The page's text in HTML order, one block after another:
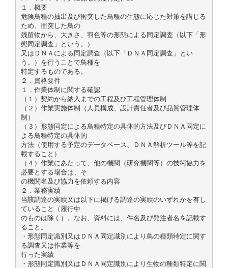
１．概要
危険鳥種の抽出及び衝突した鳥種の生態に応じた対策を講じる
ため、衝突した鳥の
残留物から、大きさ、羽色等の形態による同定調査（以下「形
態同定調査」という。）
又はＤＮＡによる同定調査（以下「ＤＮＡ同定調査」とい
う。）を行うことで鳥種を
特定するものである。
２．資格要件
１．作業体制に関する確認
（１）契約から納入までの工程及び工程管理体制
（２）作業実施体制（人員構成、設計責任者及び品質管理体
制）
（３）形態同定による鳥種特定の具体的方法及びＤＮＡ同定に
よる鳥種特定の具体的
方法（使用する予定のデータベース、ＤＮＡ解析ツール等を記
載すること）
（４）作業にあたって、他の機関（研究機関等）の技術協力を
必要とする場合は、そ
の機関名及び協力を依頼する内容
２．業務実績
当該調達の実績又は以下に掲げる調達の実績のいずれかを有し
ていること（履行中
のものは除く）。なお、資料には、件名及び発注者名を記載す
ること。
・形態同定識別又はＤＮＡ同定識別により鳥の種類特定に関す
る調査又は作業等を
行った実績
・形態同定識別又はＤＮＡ同定識別により生物の種類特定に関